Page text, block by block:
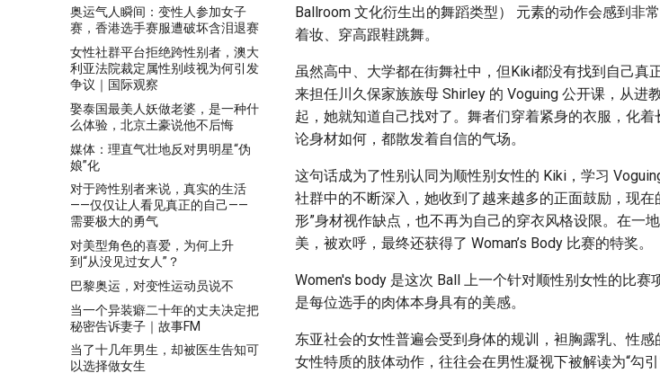
奥运气人瞬间：变性人参加女子
赛，香港选手赛服遭破坏含泪退赛
女性社群平台拒绝跨性别者，澳大
利亚法院裁定属性别歧视为何引发
争议｜国际观察
娶泰国最美人妖做老婆，是一种什
么体验，北京土豪说他不后悔
媒体：理直气壮地反对男明星“伪
娘”化
对于跨性别者来说，真实的生活
——仅仅让人看见真正的自己——
需要极大的勇气
对美型角色的喜爱，为何上升
到“从没见过女人”？
巴黎奥运，对变性运动员说不
当一个异装癖二十年的丈夫决定把
秘密告诉妻子｜故事FM
当了十几年男生，却被医生告知可
以选择做女生
Ballroom 文化衍生出的舞蹈类型） 元素的动作会感到非
着妆、穿高跟鞋跳舞。
虽然高中、大学都在街舞社中，但Kiki都没有找到自己真
来担任川久保家族族母 Shirley 的 Voguing 公开课，从进
起，她就知道自己找对了。舞者们穿着紧身的衣服，化
论身材如何，都散发着自信的气场。
这句话成为了性别认同为顺性别女性的 Kiki，学习
社群中的不断深入，她收到了越来越多的正面鼓励，现
形”身材视作缺点，也不再为自己的穿衣风格设限。在一
美，被欢呼，最终还获得了 Woman’s Body 比赛的特奖。
Women's body 是这次 Ball 上一个针对顺性别女性的比
是每位选手的肉体本身具有的美感。
东亚社会的女性普遍会受到身体的规训，袒胸露乳、性
女性特质的肢体动作，往往会在男性凝视下被解读为“勾